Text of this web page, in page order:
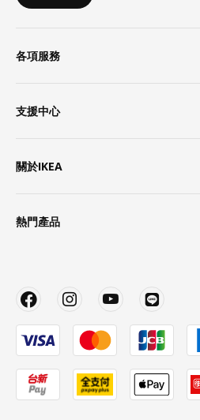
各項服務
支援中心
關於IKEA
熱門產品